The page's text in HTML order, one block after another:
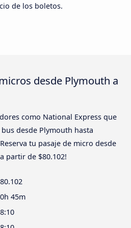
de los boletos.
desde Plymouth a
como National Express que
desde Plymouth hasta
tu pasaje de micro desde
partir de $80.102!
45m